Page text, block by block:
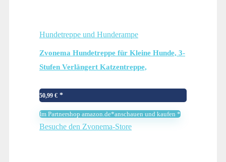
Hundetreppe und Hunderampe
Zvonema Hundetreppe für Kleine Hunde, 3-
Stufen Verlängert Katzentreppe,
Hunderampe, Haustiertreppe Hundeleiter
für Sofa Bett – Senden 1 Fusselrollen
50,99 €
Im Partnershop amazon.de*anschauen und kaufen *
Besuche den Zvonema-Store